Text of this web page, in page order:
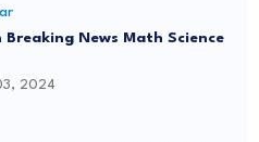
Breaking News Math Science
2024